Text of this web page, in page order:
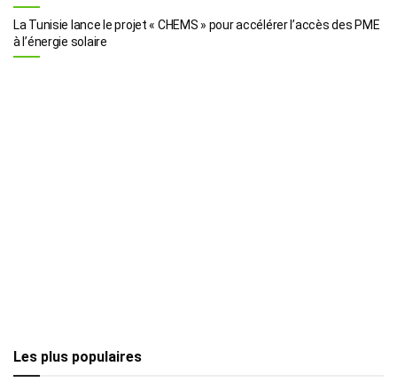
La Tunisie lance le projet « CHEMS » pour accélérer l’accès des PME
à l’énergie solaire
Les plus populaires